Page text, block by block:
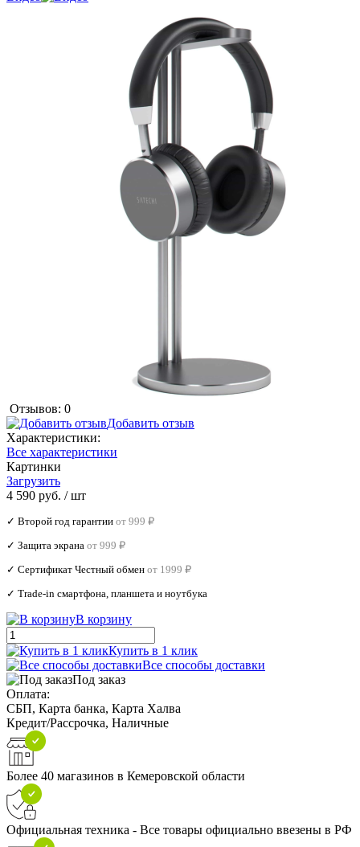
Отзывов: 0
Добавить отзыв
Характеристики:
Все характеристики
Картинки
Загрузить
4 590 руб. / шт
✓ Второй год гарантии от 999 ₽
✓ Защита экрана от 999 ₽
✓ Сертификат Честный обмен от 1999 ₽
✓ Trade‑in смартфона, планшета и ноутбука
В корзину
Купить в 1 клик
Все способы доставки
Под заказ
Оплата:
СБП, Карта банка, Карта Халва
Кредит/Рассрочка, Наличные
Более 40 магазинов в Кемеровской области
Официальная техника - Все товары официально ввезены в РФ